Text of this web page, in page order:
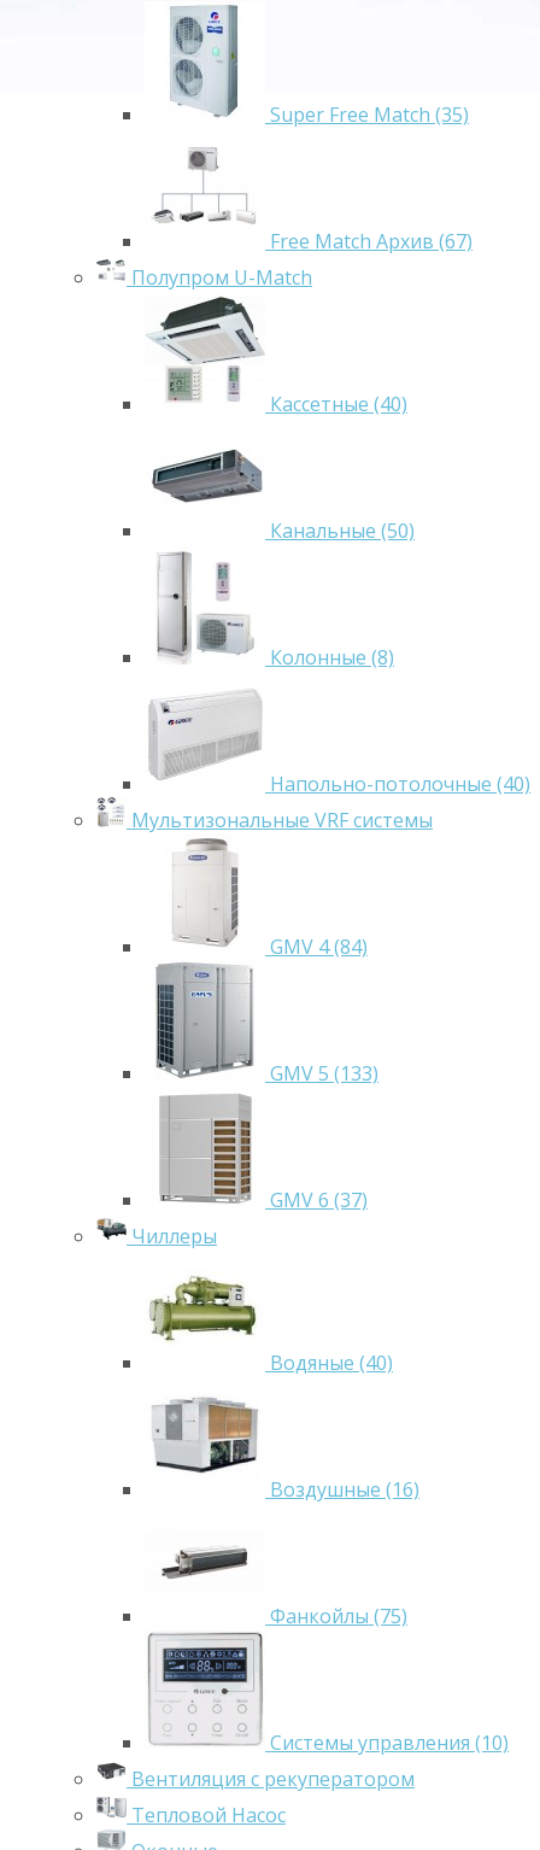
Super Free Match (35)
Free Match Архив (67)
Полупром U-Match
Кассетные (40)
Канальные (50)
Колонные (8)
Напольно-потолочные (40)
Мультизональные VRF системы
GMV 4 (84)
GMV 5 (133)
GMV 6 (37)
Чиллеры
Водяные (40)
Воздушные (16)
Фанкойлы (75)
Системы управления (10)
Вентиляция с рекуператором
Тепловой Насос